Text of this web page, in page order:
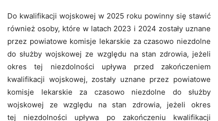
Do kwalifikacji wojskowej w 2025 roku powinny się stawić
również osoby, które w latach 2023 i 2024 zostały uznane
przez powiatowe komisje lekarskie za czasowo niezdolne
do służby wojskowej ze względu na stan zdrowia, jeżeli
okres tej niezdolności upływa przed zakończeniem
kwalifikacji wojskowej, zostały uznane przez powiatowe
komisje lekarskie za czasowo niezdolne do służby
wojskowej ze względu na stan zdrowia, jeżeli okres
tej niezdolności upływa po zakończeniu kwalifikacji